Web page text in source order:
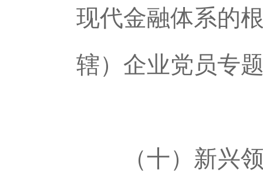
现代金融体系的
辖）企业党员专
（十）新兴领